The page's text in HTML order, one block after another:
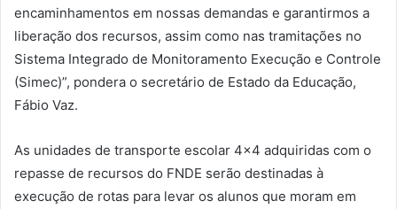
encaminhamentos em nossas demandas e garantirmos a
liberação dos recursos, assim como nas tramitações no
Sistema Integrado de Monitoramento Execução e Controle
(Simec)”, pondera o secretário de Estado da Educação,
Fábio Vaz.
As unidades de transporte escolar 4×4 adquiridas com o
repasse de recursos do FNDE serão destinadas à
execução de rotas para levar os alunos que moram em